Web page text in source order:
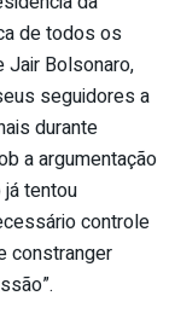
de todos os
Jair Bolsonaro,
seguidores a
durante
a argumentação
tentou
controle
constranger